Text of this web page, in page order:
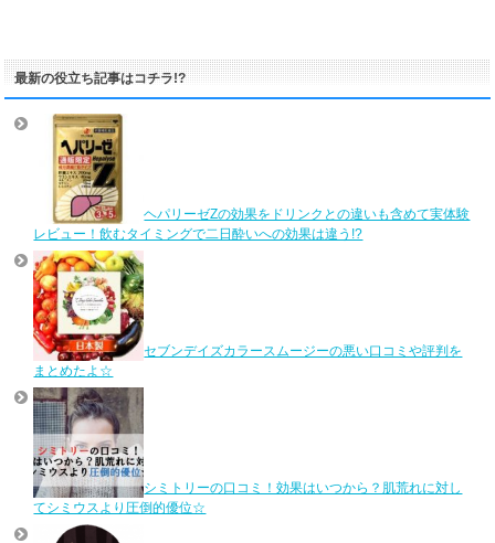
最新の役立ち記事はコチラ!?
ヘパリーゼZの効果をドリンクとの違いも含めて実体験
レビュー！飲むタイミングで二日酔いへの効果は違う!?
セブンデイズカラースムージーの悪い口コミや評判を
まとめたよ☆
シミトリーの口コミ！効果はいつから？肌荒れに対し
てシミウスより圧倒的優位☆